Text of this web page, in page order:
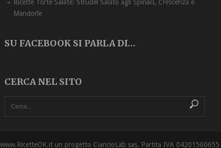
Ricette Torte Salate: Strudel Salato agli Spinaci, Crescenza e
Mandorle
SU FACEBOOK SI PARLA DI…
CERCA NEL SITO
www.RicetteOK.it un progetto CiancioLab sas, Partita IVA 04201560655